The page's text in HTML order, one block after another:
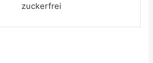
zuckerfrei